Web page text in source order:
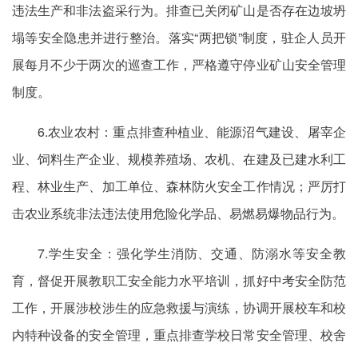
违法生产和非法盗采行为。排查已关闭矿山是否存在边坡坍
塌等安全隐患并进行整治。落实“两把锁”制度，驻企人员开
展每月不少于两次的巡查工作，严格遵守停业矿山安全管理
制度。
6.农业农村：重点排查种植业、能源沼气建设、屠宰企
业、饲料生产企业、规模养殖场、农机、在建及已建水利工
程、林业生产、加工单位、森林防火安全工作情况；严厉打
击农业系统非法违法使用危险化学品、易燃易爆物品行为。
7.学生安全：强化学生消防、交通、防溺水等安全教
育，督促开展教职工安全能力水平培训，抓好中考安全防范
工作，开展涉校涉生的应急救援与演练，协调开展校车和校
内特种设备的安全管理，重点排查学校日常安全管理、校舍